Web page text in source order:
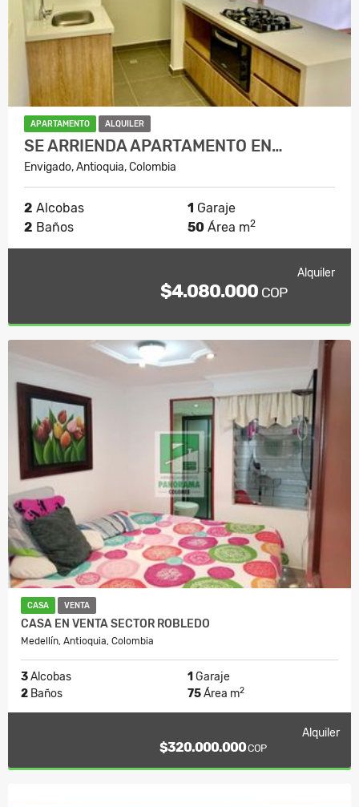
APARTAMENTO ALQUILER
SE ARRIENDA APARTAMENTO EN…
Envigado, Antioquia, Colombia
2 Alcobas 1 Garaje
2 Baños 50 Área m2
Alquiler
$4.080.000 COP
CASA VENTA
CASA EN VENTA SECTOR ROBLEDO
Medellín, Antioquia, Colombia
3Alcobas 1 Garaje
2 Baños 75Área m2
Alquiler
$320.000.000COP